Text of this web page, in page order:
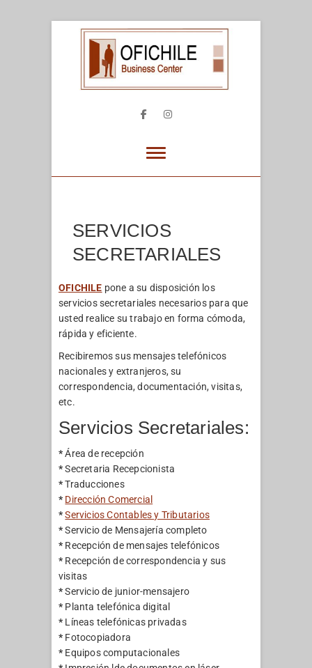
Ofichile
EN PROVIDENCIA
Facebook
Instagram
SERVICIOS
SECRETARIALES
OFICHILE pone a su disposición los
servicios secretariales necesarios para que
usted realice su trabajo en forma cómoda,
rápida y eficiente.
Recibiremos sus mensajes telefónicos
nacionales y extranjeros, su
correspondencia, documentación, visitas,
etc.
Servicios Secretariales:
*Área de recepción
*Secretaria Recepcionista
*Traducciones
* Dirección Comercial
* Servicios Contables y Tributarios
*Servicio de Mensajería completo
*Recepción de mensajes telefónicos
*Recepción de correspondencia y sus
visitas
*Servicio de junior-mensajero
*Planta telefónica digital
*Líneas telefónicas privadas
*Fotocopiadora
*Equipos computacionales